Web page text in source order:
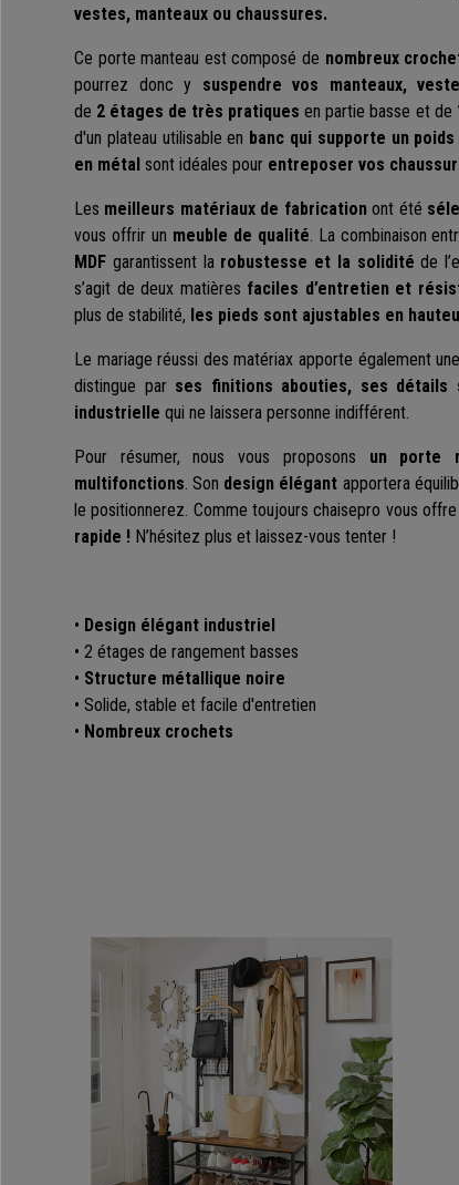
vestes, manteaux ou chaussures.
Ce porte manteau est composé de nombreux
pourrez donc y suspendre vos manteaux,
de 2 étages de très pratiquesen partie basse et de
d'un plateau utilisable en banc qui supporte un poids
en métal sont idéales pour entreposer vos
Les meilleurs matériaux de fabricationont été
vous offrir un meuble de qualité. La combinaison
MDF garantissent la robustesse et la solidité de
s’agit de deux matières faciles d’entretien et
plus de stabilité, les pieds sont ajustables en
Le mariage réussi des matériax apporte également une
distingue par ses finitions abouties, ses détails
industrielle qui ne laissera personne indifférent.
Pour résumer, nous vous proposons un porte
multifonctions. Son design élégant apportera
le positionnerez. Comme toujours chaisepro vous
rapide ! N’hésitez plus et laissez-vous tenter !
• Design élégant industriel
• 2 étages de rangement basses
• Structure métallique noire
• Solide, stable et facile d'entretien
• Nombreux crochets